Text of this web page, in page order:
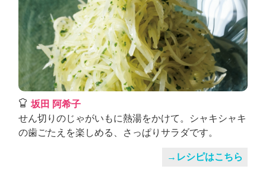
坂田 阿希子
せん切りのじゃがいもに熱湯をかけて。シャキシャキ
の歯ごたえを楽しめる、さっぱりサラダです。
→レシピはこちら